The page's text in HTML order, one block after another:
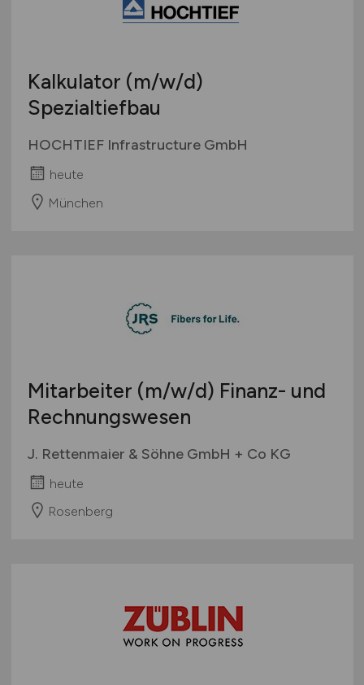
Kalkulator (m/w/d)
Spezialtiefbau
HOCHTIEF Infrastructure GmbH
heute
München
Mitarbeiter (m/w/d) Finanz- und
Rechnungswesen
J. Rettenmaier & Söhne GmbH + Co KG
heute
Rosenberg